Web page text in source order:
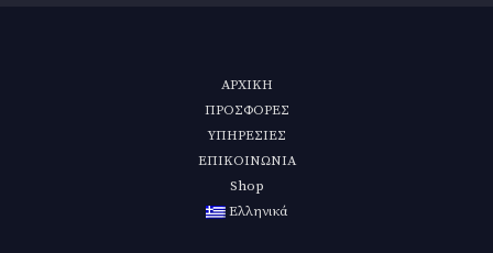
ΑΡΧΙΚΗ
ΠΡΟΣΦΟΡΕΣ
ΥΠΗΡΕΣΙΕΣ
ΕΠΙΚΟΙΝΩΝΙΑ
Shop
Ελληνικά